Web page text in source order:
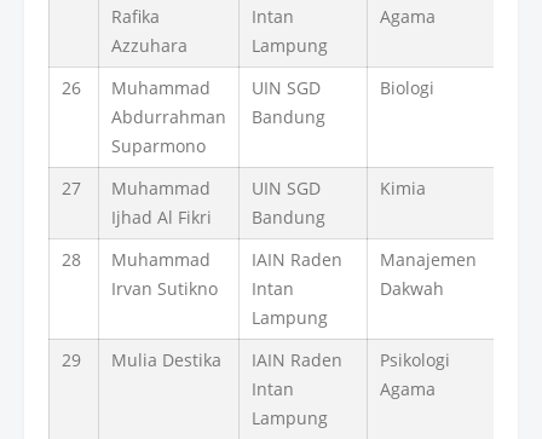
Rafika
Azzuhara
Intan
Lampung
Agama
26
Muhammad
Abdurrahman
Suparmono
UIN SGD
Bandung
Biologi
27
Muhammad
Ijhad Al Fikri
UIN SGD
Bandung
Kimia
28
Muhammad
Irvan Sutikno
IAIN Raden
Intan
Lampung
Manajemen
Dakwah
29 Mulia Destika
IAIN Raden
Intan
Lampung
Psikologi
Agama